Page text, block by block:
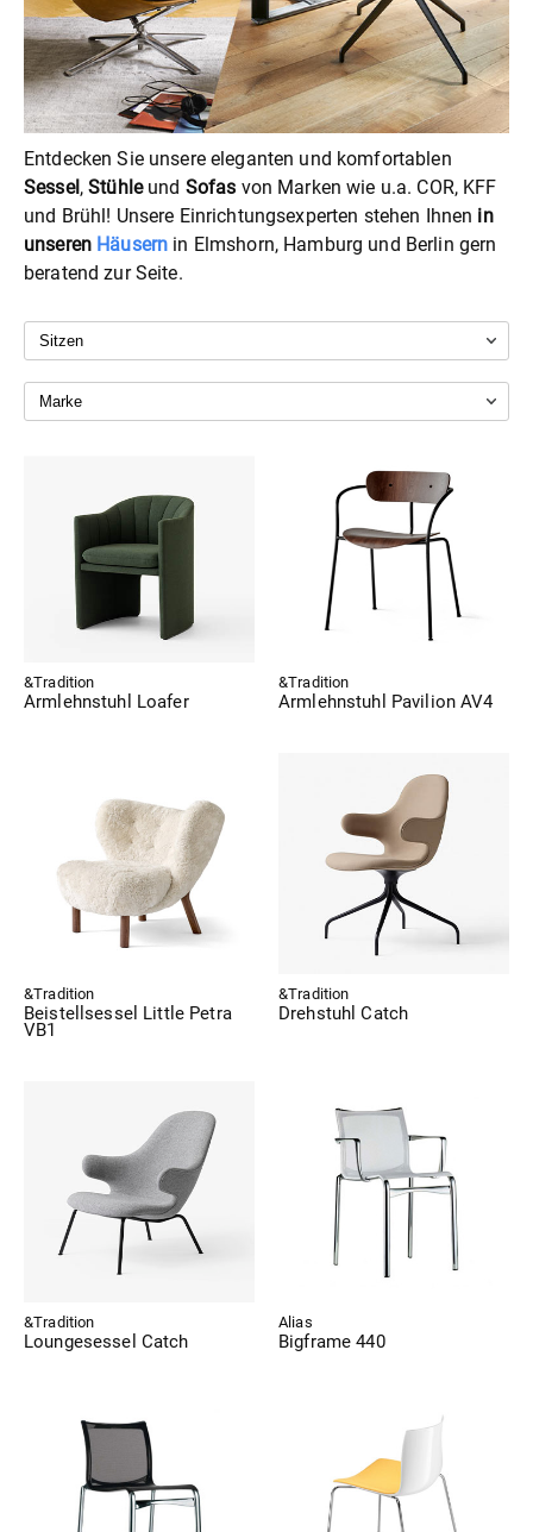
Entdecken Sie unsere eleganten und komfortablen
Sessel ,Stühleund Sofas von Marken wie u.a. COR, KFF
und Brühl! Unsere Einrichtungsexperten stehen Ihnen in
unseren Häusern in Elmshorn, Hamburg und Berlin gern
beratend zur Seite.
&Tradition
Armlehnstuhl Loafer
&Tradition
Armlehnstuhl Pavilion AV4
&Tradition
Beistellsessel Little Petra
VB1
&Tradition
Drehstuhl Catch
&Tradition
Loungesessel Catch
Alias
Bigframe 440